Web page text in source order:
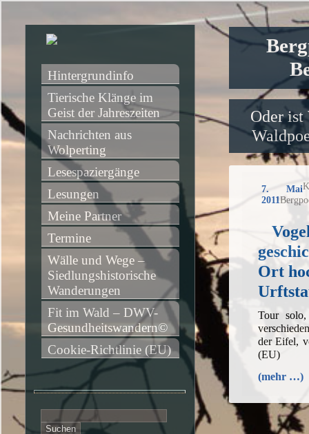
Oder ist
7. Mai
2011
Ort
Tour
der Eifel,
(EU)
(mehr …)
Hintergrundinfo
Tierische Klänge im
Geist der Jahreszeiten
Nachrichten aus
Wolperting
Lesespaziergänge
Lesungen
Meine Partner
Termine
Wälle und Wege –
Siedlungshistorische
Wanderungen
Fit im Wald – DWV-
Gesundheitswandern©
Cookie-Richtlinie (EU)
nach: